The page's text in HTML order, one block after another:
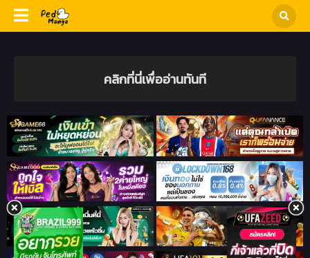
คลิกที่นี่เพื่ออ่านทันที